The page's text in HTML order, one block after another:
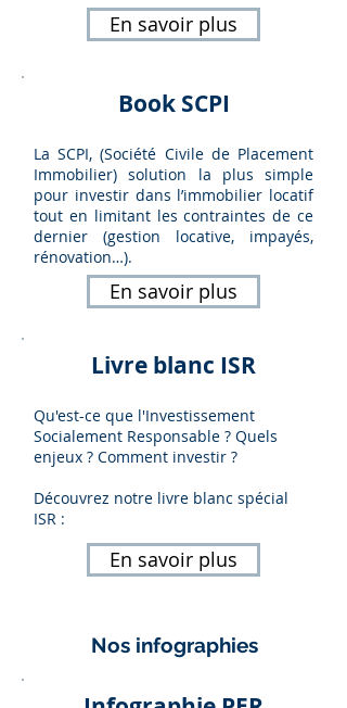
En savoir plus
Book SCPI
La SCPI, (Société Civile de Placement
Immobilier) solution la plus simple
pour investir dans l’immobilier locatif
tout en limitant les contraintes de ce
dernier (gestion locative, impayés,
rénovation…).
En savoir plus
Livre blanc ISR
Qu'est-ce que l'Investissement
Socialement Responsable ? Quels
enjeux ? Comment investir ?
Découvrez notre livre blanc spécial
ISR :
En savoir plus
Nos infographies